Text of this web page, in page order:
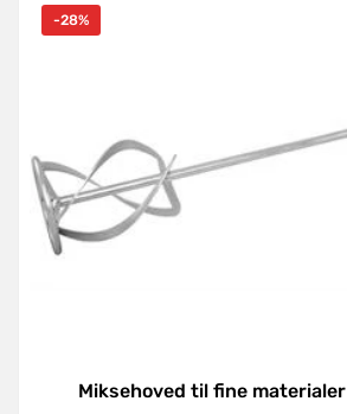
-28%
Miksehoved til fine materialer